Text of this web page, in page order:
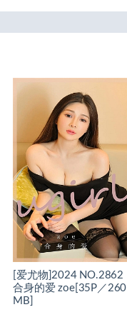
[爱尤物]2024 NO.2862
合身的爱 zoe[35P／260
MB]